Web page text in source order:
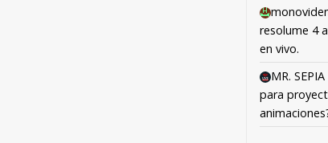
resolume 4
en vivo.
MR. SEPIA
para